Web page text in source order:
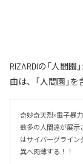
RIZARDIの「人間
曲は、「人間園」
奇妙奇天烈×電子暴
数多の人間達が展示
はサイバーグライン
異へ肉薄する！！